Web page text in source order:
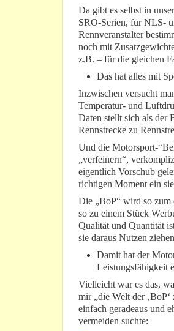
Da gibt es selbst in
SRO-Serien, für NLS-
Rennveranstalter
noch mit
z.B. – für die gleichen
Das hat alles mit
Inzwischen versucht
Temperatur- und
Daten stellt sich als der
Rennstrecke zu
Und die Motorsport-
„verfeinern“,
eigentlich Vorschub
richtigen Moment ein
Die „BoP“ wird so zum
so zu einem Stück
Qualität und Quantität
sie daraus Nutzen
Damit hat der
Leistungsfähigkeit
Vielleicht war es das,
mir „die Welt der
einfach geradeaus und
vermeiden suchte: